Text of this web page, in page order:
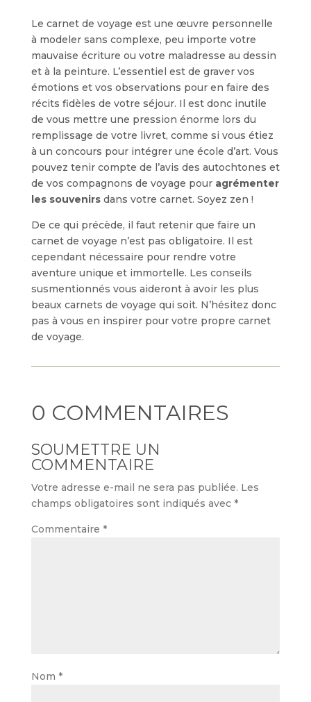
Le carnet de voyage est une œuvre personnelle
à modeler sans complexe, peu importe votre
mauvaise écriture ou votre maladresse au dessin
et à la peinture. L’essentiel est de graver vos
émotions et vos observations pour en faire des
récits fidèles de votre séjour. Il est donc inutile
de vous mettre une pression énorme lors du
remplissage de votre livret, comme si vous étiez
à un concours pour intégrer une école d’art. Vous
pouvez tenir compte de l’avis des autochtones et
de vos compagnons de voyage pour agrémenter
les souvenirs dans votre carnet. Soyez zen !
De ce qui précède, il faut retenir que faire un
carnet de voyage n’est pas obligatoire. Il est
cependant nécessaire pour rendre votre
aventure unique et immortelle. Les conseils
susmentionnés vous aideront à avoir les plus
beaux carnets de voyage qui soit. N’hésitez donc
pas à vous en inspirer pour votre propre carnet
de voyage.
0 COMMENTAIRES
SOUMETTRE UN
COMMENTAIRE
Votre adresse e-mail ne sera pas publiée. Les
champs obligatoires sont indiqués avec *
Commentaire *
Nom *